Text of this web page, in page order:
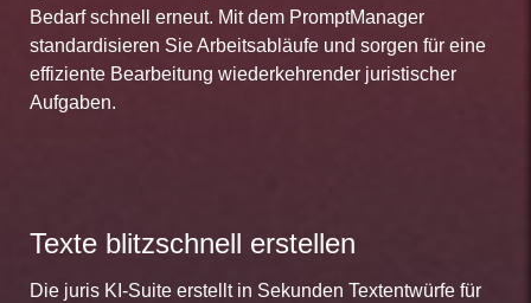
Bedarf schnell erneut. Mit dem PromptManager
standardisieren Sie Arbeitsabläufe und sorgen für eine
effiziente Bearbeitung wiederkehrender juristischer
Aufgaben.
Texte blitzschnell erstellen
Die juris KI-Suite erstellt in Sekunden Textentwürfe für